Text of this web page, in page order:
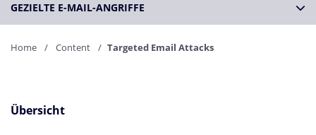
GEZIELTE E-MAIL-ANGRIFFE
Home Content Targeted Email Attacks
Übersicht